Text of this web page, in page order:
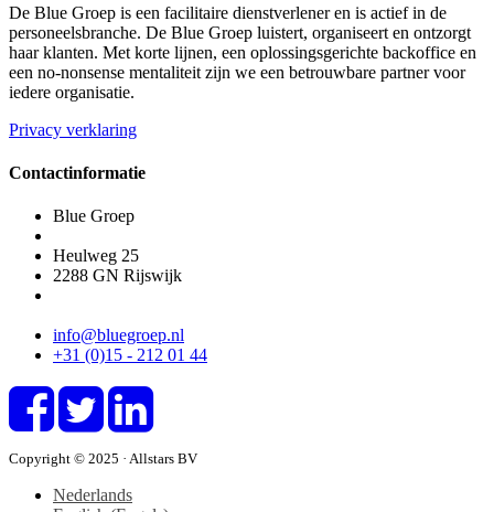
De Blue Groep is een facilitaire dienstverlener en is actief in de
personeelsbranche. De Blue Groep luistert, organiseert en ontzorgt
haar klanten. Met korte lijnen, een oplossingsgerichte backoffice en
een no-nonsense mentaliteit zijn we een betrouwbare partner voor
iedere organisatie.
Privacy verklaring
Contactinformatie
Blue Groep
Heulweg 25
2288 GN Rijswijk
info@bluegroep.nl
+31 (0)15 - 212 01 44
Copyright © 2025 · Allstars BV
Nederlands